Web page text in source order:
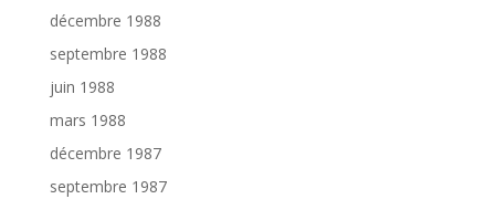
décembre 1988
septembre 1988
juin 1988
mars 1988
décembre 1987
septembre 1987